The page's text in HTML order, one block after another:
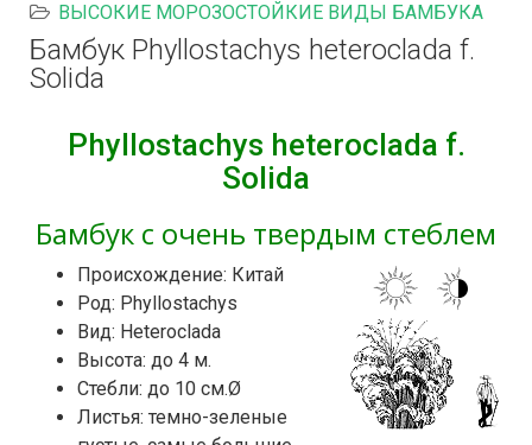
ВЫСОКИЕ МОРОЗОСТОЙКИЕ ВИДЫ БАМБУКА
Бамбук Phyllostachys heteroclada f.
Solida
Phyllostachys heteroclada f.
Solida
Бамбук с очень твердым стеблем
Происхождение: Китай
Род: Phyllostachys
Вид: Heteroclada
Высота: до 4 м.
Стебли: до 10 см.Ø
Листья: темно-зеленые